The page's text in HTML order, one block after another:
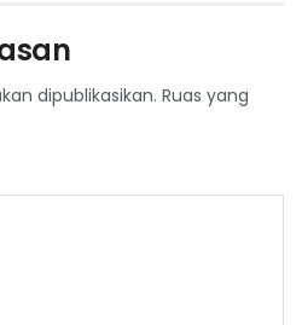
dipublikasikan. Ruas yang